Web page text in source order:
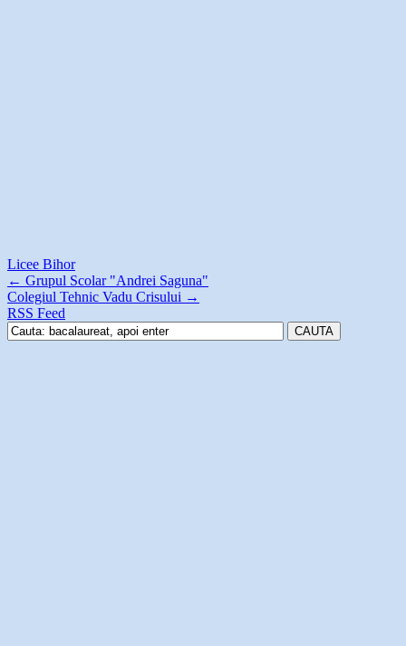
Licee Bihor
← Grupul Scolar "Andrei Saguna"
Colegiul Tehnic Vadu Crisului →
RSS Feed